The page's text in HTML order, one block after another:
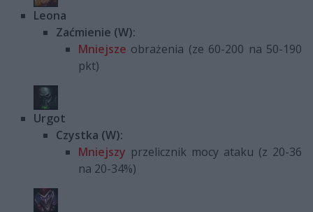
Leona
Zaćmienie (W):
Mniejsze obrażenia (ze 60-200 na 50-190
pkt)
Urgot
Czystka (W):
Mniejszy przelicznik mocy ataku (z 20-36
na 20-34%)